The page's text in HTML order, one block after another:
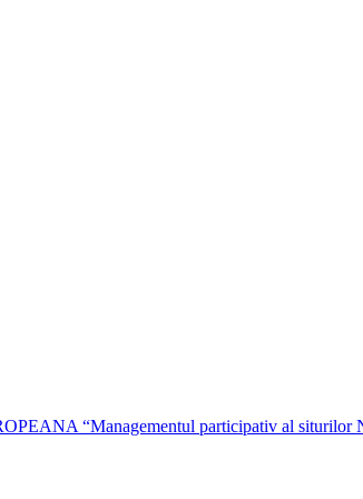
“Managementul participativ al siturilor